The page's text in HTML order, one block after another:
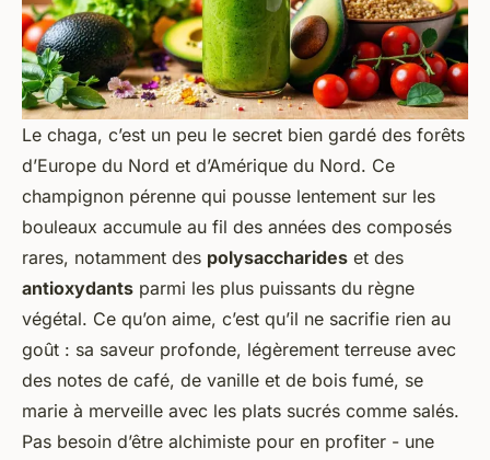
Le chaga, c’est un peu le secret bien gardé des forêts
d’Europe du Nord et d’Amérique du Nord. Ce
champignon pérenne qui pousse lentement sur les
bouleaux accumule au fil des années des composés
rares, notamment des polysaccharides et des
antioxydants parmi les plus puissants du règne
végétal. Ce qu’on aime, c’est qu’il ne sacrifie rien au
goût : sa saveur profonde, légèrement terreuse avec
des notes de café, de vanille et de bois fumé, se
marie à merveille avec les plats sucrés comme salés.
Pas besoin d’être alchimiste pour en profiter - une